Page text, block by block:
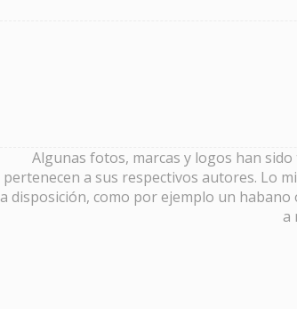
Algunas fotos, marcas y logos han
pertenecen a sus respectivos autores. Lo
a disposición, como por ejemplo un
a